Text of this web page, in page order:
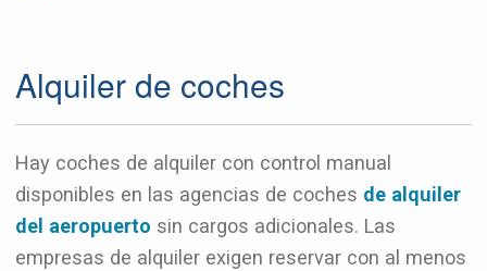
Alquiler de coches
Hay coches de alquiler con control manual
disponibles en las agencias de coches de alquiler
del aeropuerto sin cargos adicionales. Las
empresas de alquiler exigen reservar con al menos